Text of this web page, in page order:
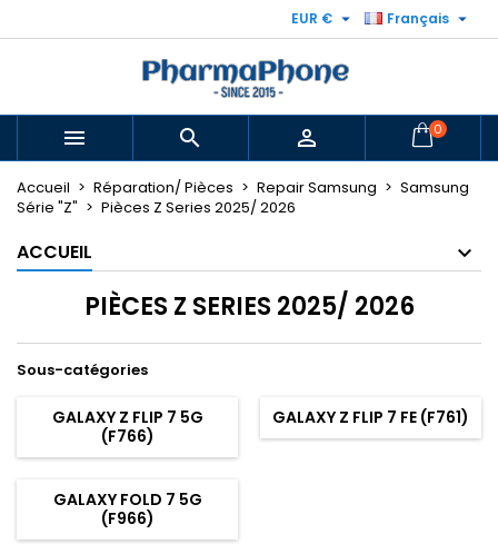
Français 
EUR € 
   0
Accueil Réparation/ Pièces Repair Samsung
Samsung
Série "Z"
Pièces Z Series 2025/ 2026
ACCUEIL
PIÈCES Z SERIES 2025/ 2026
Sous-catégories
GALAXY Z FLIP 7 5G
(F766)
GALAXY Z FLIP 7 FE (F761)
GALAXY FOLD 7 5G
(F966)